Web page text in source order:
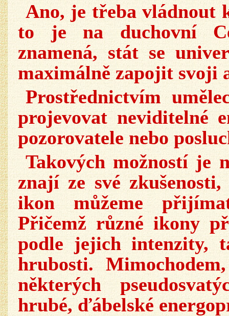
Ano, je třeba vládnout
to je na duchovní
znamená, stát se
maximálně zapojit svoji
Prostřednictvím
projevovat neviditelné
pozorovatele nebo
Takových možností je
znají ze své
ikon můžeme
Přičemž různé ikony
podle jejich intenzity,
hrubosti.
některých
hrubé, ďábelské